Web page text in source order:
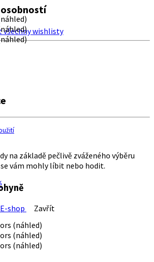
všechny wishlisty
na základě pečlivě zváženého výběru
vám mohly líbit nebo hodit.
E-shop Zavřít